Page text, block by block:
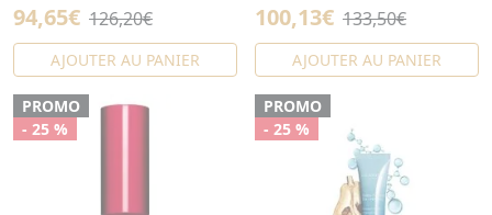
94,65€ 126,20€
AJOUTER AU PANIER
100,13€ 133,50€
AJOUTER AU PANIER
PROMO
- 25 %
PROMO
- 25 %